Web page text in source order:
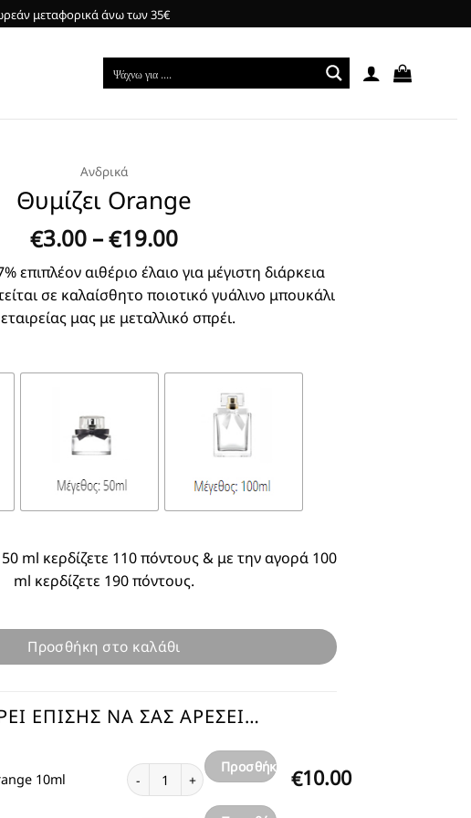
μεταφορικά άνω των 35€
Ανδρικά
Θυμίζει Orange
€3.00 –€19.00Price
range:
€3.00
through
€19.00
επιπλέον αιθέριο έλαιο για μέγιστη διάρκεια
σε καλαίσθητο ποιοτικό γυάλινο μπουκάλι
μας με μεταλλικό σπρέι.
ml κερδίζετε 110 πόντους & με την αγορά 100
ml κερδίζετε 190 πόντους.
Προσθήκη στο καλάθι
ΕΠΊΣΗΣ ΝΑ ΣΑΣ ΑΡΈΣΕΙ…
10ml €10.00
Αγνό Λάδι Roll On Orange 10ml ποσότητα
Προσθήκη